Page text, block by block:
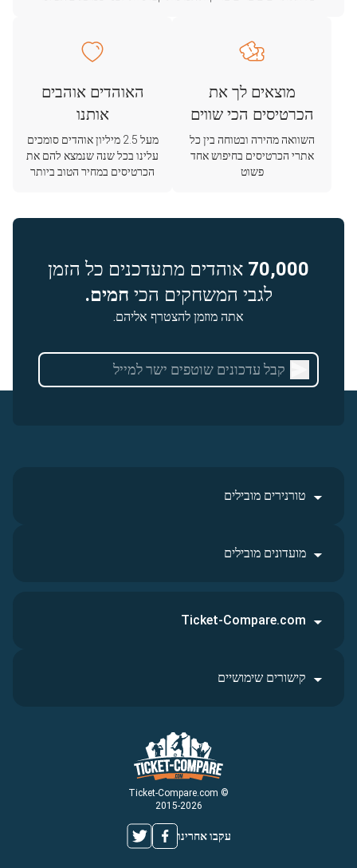
מוצאים לך את
הכרטיסים הכי שווים
השוואה מהירה ובטוחה בין כל
אתרי הכרטיסים בחיפוש אחד
פשוט
האוהדים אוהבים
אותנו
מעל 2.5 מיליון אוהדים סומכים
עלינו בכל שנה שנמצא להם את
הכרטיסים במחיר הטוב ביותר
70,000 אוהדים מתעדכנים כל הזמן
לגבי המשחקים הכי חמים.
אתה מוזמן להצטרף אליהם.
טורנירים מובילים
מועדונים מובילים
© Ticket-Compare.com
2015-2026
עקבו אחרינו
Ticket-Compare.com
קישורים שימושיים